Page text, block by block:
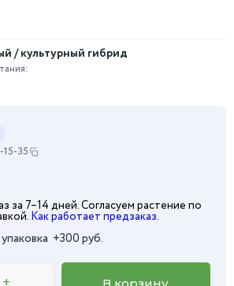
/ культурный гибрид
35
за 7–14 дней. Согласуем растение по
Как работает предзаказ.
+300 руб.
В корзину